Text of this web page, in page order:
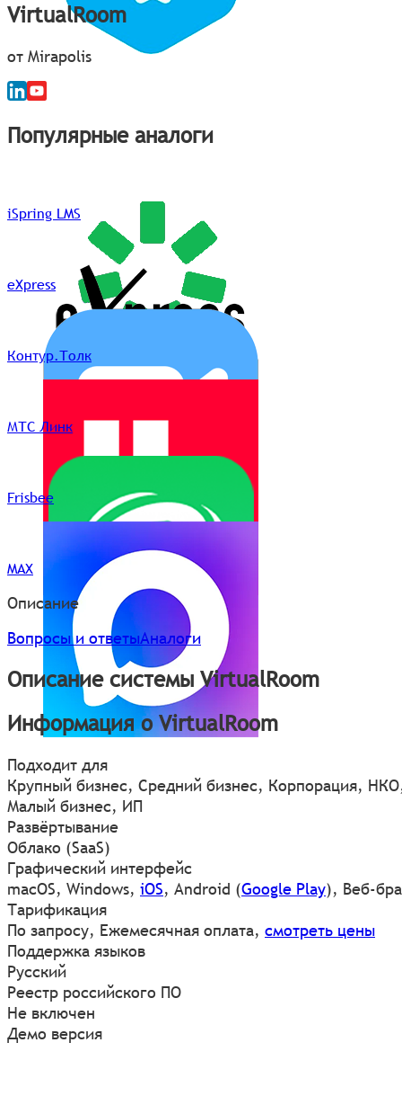
VirtualRoom
от Mirapolis
Популярные аналоги
iSpring LMS
eXpress
Контур.Толк
МТС Линк
Frisbee
MAX
Описание
Вопросы и ответыАналоги
Описание системы VirtualRoom
Информация о VirtualRoom
Подходит для
Крупный бизнес, Средний бизнес, Корпорация,
Малый бизнес, ИП
Развёртывание
Облако (SaaS)
Графический интерфейс
macOS, Windows, iOS, Android (Google Play), Веб-
Тарификация
По запросу, Ежемесячная оплата, смотреть цены
Поддержка языков
Русский
Реестр российского ПО
Не включен
Демо версия